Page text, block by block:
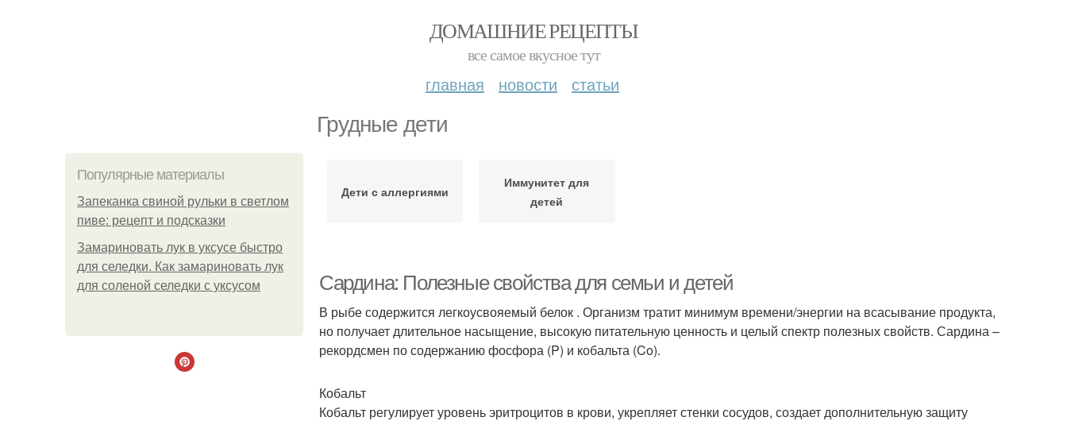
ДОМАШНИЕ РЕЦЕПТЫ
все самое вкусное тут
главная новости статьи
Грудные дети
Популярные материалы
Запеканка свиной рульки в светлом
пиве: рецепт и подсказки
Замариновать лук в уксусе быстро
для селедки. Как замариновать лук
для соленой селедки с уксусом
Дети с аллергиями
Иммунитет для
детей
Сардина: Полезные свойства для семьи и детей
В рыбе содержится легкоусвояемый белок . Организм тратит минимум времени/энергии на всасывание продукта,
но получает длительное насыщение, высокую питательную ценность и целый спектр полезных свойств. Сардина –
рекордсмен по содержанию фосфора (P) и кобальта (Co).
Кобальт
Кобальт регулирует уровень эритроцитов в крови, укрепляет стенки сосудов, создает дополнительную защиту